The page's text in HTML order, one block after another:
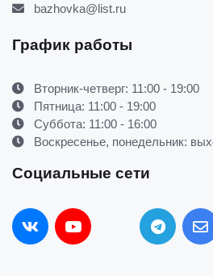
bazhovka@list.ru
График работы
Вторник-четверг: 11:00 - 19:00
Пятница: 11:00 - 19:00
Суббота: 11:00 - 16:00
Воскресенье, понедельник:
Социальные сети